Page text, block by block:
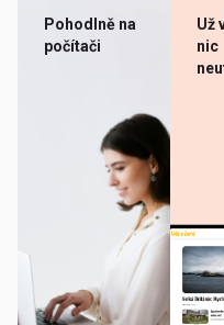
Pohodlně na
počítači
Už
nic